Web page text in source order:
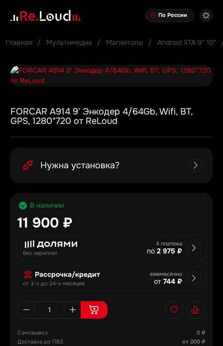
По России
Главная Мультимедиа Магнитолы Android XTA 9" 10"
FORCAR A914 9' Энкодер 4/64Gb, Wifi, BT,
GPS, 1280*720 от ReLoud
Нужна установка?
В наличии
11 900 ₽
без переплат
4 платежа
по 2 975 ₽
Рассрочка/кредит
от 3-х до 24-х месяцев
ежемесячно
от 744 ₽
Самовывоз
0 ₽
Доставка до ПВЗ
от 200 ₽